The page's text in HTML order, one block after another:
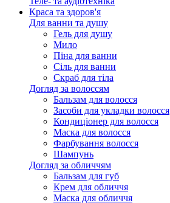
Краса та здоров'я
Для ванни та душу
Гель для душу
Мило
Піна для ванни
Сіль для ванни
Скраб для тіла
Догляд за волоссям
Бальзам для волосся
Засоби для укладки волосся
Кондиціонер для волосся
Маска для волосся
Фарбування волосся
Шампунь
Догляд за обличчям
Бальзам для губ
Крем для обличчя
Маска для обличчя